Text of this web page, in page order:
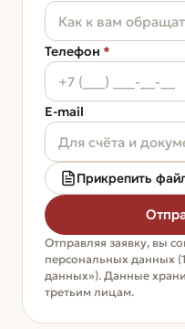
Телефон *
E-mail
Прикрепить
Отправляя заявку, вы
персональных данных
данных»). Данные
третьим лицам.